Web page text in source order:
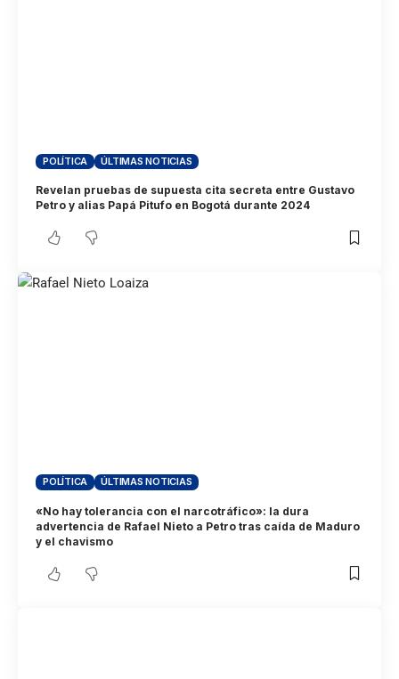
POLÍTICA ÚLTIMAS NOTICIAS
Revelan pruebas de supuesta cita secreta entre Gustavo
Petro y alias Papá Pitufo en Bogotá durante 2024
POLÍTICA ÚLTIMAS NOTICIAS
«No hay tolerancia con el narcotráfico»: la dura
advertencia de Rafael Nieto a Petro tras caída de Maduro
y el chavismo